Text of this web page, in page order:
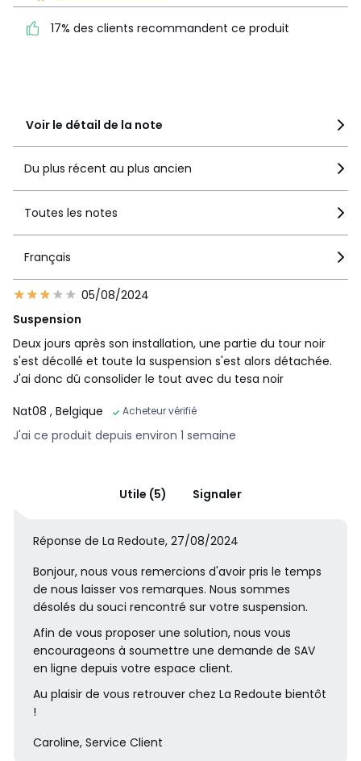
4 1
Voir le détail de la note
17% des clients recommandent ce produit
Du plus récent au plus ancien
Toutes les notes
Français
05/08/2024
Suspension
Deux jours après son installation, une partie du tour noir
s'est décollé et toute la suspension s'est alors détachée.
J'ai donc dû consolider le tout avec du tesa noir
Nat08 , Belgique Acheteur vérifié
J'ai ce produit depuis environ 1 semaine
Utile (5) Signaler
Réponse de La Redoute, 27/08/2024
Bonjour, nous vous remercions d'avoir pris le temps
de nous laisser vos remarques. Nous sommes
désolés du souci rencontré sur votre suspension.
Afin de vous proposer une solution, nous vous
encourageons à soumettre une demande de SAV
en ligne depuis votre espace client.
Au plaisir de vous retrouver chez La Redoute bientôt
!
Caroline, Service Client